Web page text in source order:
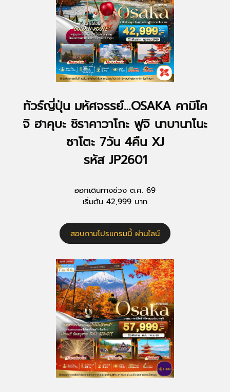
ทัวร์ญี่ปุ่น มหัศจรรย์…OSAKA คามิโค
จิ ฮาคุบะ ชิราคาวาโกะ ฟูจิ นาบานาโนะ
ซาโตะ 7วัน 4คืน XJ
รหัส JP2601
ออกเดินทางช่วง ต.ค. 69
เริ่มต้น 42,999 บาท
สอบถามโปรแกรมนี้ ผ่านไลน์